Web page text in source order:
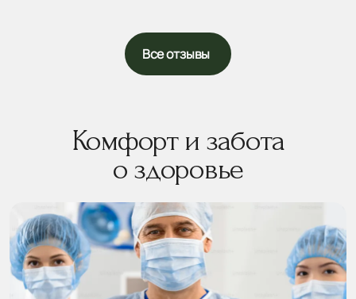
Все отзывы
Комфорт и забота
о здоровье